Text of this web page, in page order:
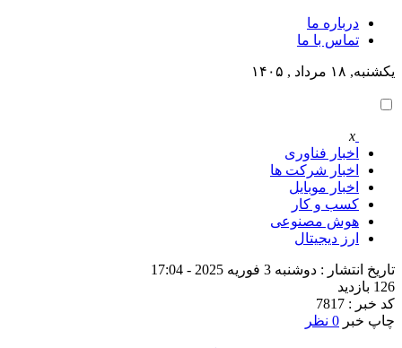
درباره ما
تماس با ما
یکشنبه, ۱۸ مرداد , ۱۴۰۵
x
اخبار فناوری
اخبار شرکت ها
اخبار موبایل
کسب و کار
هوش مصنوعی
ارز دیجیتال
تاریخ انتشار : دوشنبه 3 فوریه 2025 - 17:04
126 بازدید
کد خبر : 7817
چاپ خبر 0 نظر